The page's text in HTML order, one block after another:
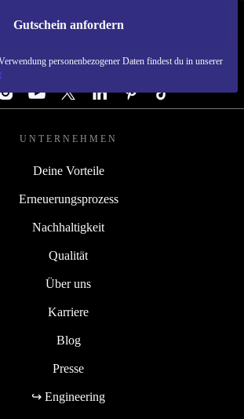
Gutschein anfordern
personenbezogener Daten findest du in unserer
DEUTSCHLAND - RETHINK NEW.
FOLGE UNS
UNTERNEHMEN
Deine Vorteile
Erneuerungsprozess
Nachhaltigkeit
Qualität
Über uns
Karriere
Blog
Presse
↪ Engineering